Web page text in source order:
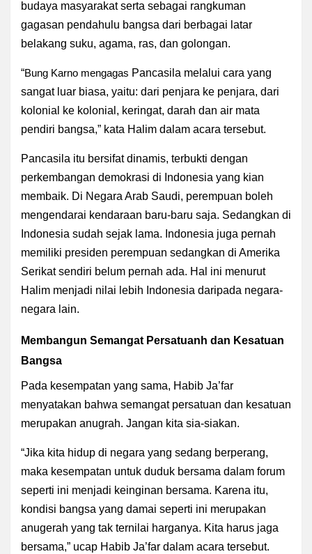
budaya masyarakat serta sebagai rangkuman
gagasan pendahulu bangsa dari berbagai latar
belakang suku, agama, ras, dan golongan.
“Bung Karno mengagas Pancasila melalui cara yang
sangat luar biasa, yaitu: dari penjara ke penjara, dari
kolonial ke kolonial, keringat, darah dan air mata
pendiri bangsa,” kata Halim dalam acara tersebut.
Pancasila itu bersifat dinamis, terbukti dengan
perkembangan demokrasi di Indonesia yang kian
membaik. Di Negara Arab Saudi, perempuan boleh
mengendarai kendaraan baru-baru saja. Sedangkan di
Indonesia sudah sejak lama. Indonesia juga pernah
memiliki presiden perempuan sedangkan di Amerika
Serikat sendiri belum pernah ada. Hal ini menurut
Halim menjadi nilai lebih Indonesia daripada negara-
negara lain.
Membangun Semangat Persatuanh dan Kesatuan
Bangsa
Pada kesempatan yang sama, Habib Ja’far
menyatakan bahwa semangat persatuan dan kesatuan
merupakan anugrah. Jangan kita sia-siakan.
“Jika kita hidup di negara yang sedang berperang,
maka kesempatan untuk duduk bersama dalam forum
seperti ini menjadi keinginan bersama. Karena itu,
kondisi bangsa yang damai seperti ini merupakan
anugerah yang tak ternilai harganya. Kita harus jaga
bersama,” ucap Habib Ja’far dalam acara tersebut.